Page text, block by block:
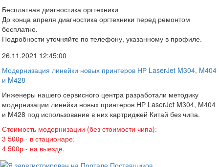
Бесплатная диагностика оргтехники
До конца апреля диагностика оргтехники перед ремонтом
бесплатно.
Подробности уточняйте по телефону, указанному в профиле.
26.11.2021 12:45:00
Модернизация линейки новых принтеров НР LaserJet M304, M404
и M428
Инженеры нашего сервисного центра разработали методику
модернизации линейки новых принтеров НР LaserJet M304, M404
и M428 под использование в них картриджей Китай без чипа.
Стоимость модернизации (без стоимости чипа):
3 500р - в стационаре:
4 500р - на выезде.